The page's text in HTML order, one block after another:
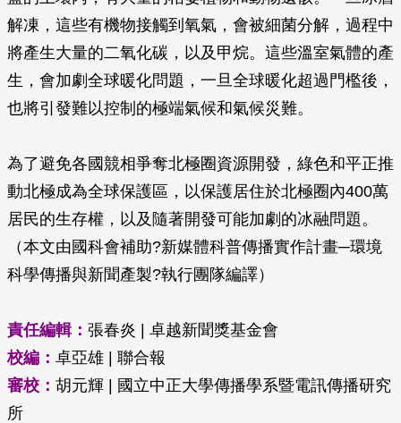
解凍，這些有機物接觸到氧氣，會被細菌分解，過程中
將產生大量的二氧化碳，以及甲烷。這些溫室氣體的產
生，會加劇全球暖化問題，一旦全球暖化超過門檻後，
也將引發難以控制的極端氣候和氣候災難。
為了避免各國競相爭奪北極圈資源開發，綠色和平正推
動北極成為全球保護區，以保護居住於北極圈內400萬
居民的生存權，以及隨著開發可能加劇的冰融問題。
（本文由國科會補助?新媒體科普傳播實作計畫─環境
科學傳播與新聞產製?執行團隊編譯）
責任編輯： 張春炎 | 卓越新聞獎基金會
校編： 卓亞雄 | 聯合報
審校： 胡元輝 | 國立中正大學傳播學系暨電訊傳播研究
所